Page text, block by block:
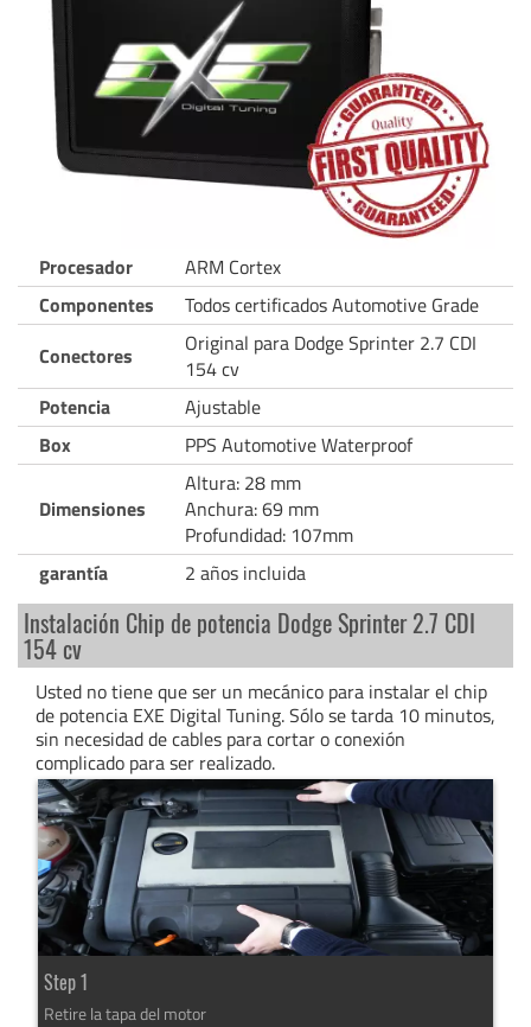
Procesador
ARM Cortex
Componentes
Todos certificados Automotive Grade
Conectores
Original para Dodge Sprinter 2.7 CDI
154 cv
Potencia
Ajustable
Box
PPS Automotive Waterproof
Dimensiones
Altura: 28 mm
Anchura: 69 mm
Profundidad: 107mm
garantía
2 años incluida
Instalación Chip de potencia Dodge Sprinter 2.7 CDI
154 cv
Usted no tiene que ser un mecánico para instalar el chip
de potencia EXE Digital Tuning. Sólo se tarda 10 minutos,
sin necesidad de cables para cortar o conexión
complicado para ser realizado.
Step 1
Retire la tapa del motor